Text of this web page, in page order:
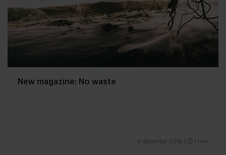
New magazine: No waste
8 december 2016 1 min